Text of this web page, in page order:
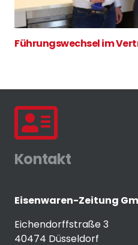
Führungswechsel im
Kontakt
Eisenwaren-Zeitung
Eichendorffstraße 3
40474 Düsseldorf